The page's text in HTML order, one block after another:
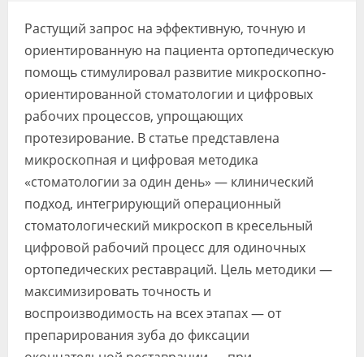
Форум
Клиники
Специалисты
Галерея
Блоги
Растущий запрос на эффективную, точную и
ориентированную на пациента ортопедическую
помощь стимулировал развитие микроскопно-
ориентированной стоматологии и цифровых
рабочих процессов, упрощающих
протезирование. В статье представлена
микроскопная и цифровая методика
«стоматологии за один день» — клинический
подход, интегрирующий операционный
стоматологический микроскоп в кресельный
цифровой рабочий процесс для одиночных
ортопедических реставраций. Цель методики —
максимизировать точность и
воспроизводимость на всех этапах — от
препарирования зуба до фиксации